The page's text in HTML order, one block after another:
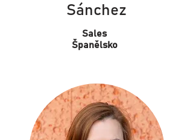
Sánchez
Sales
Španělsko